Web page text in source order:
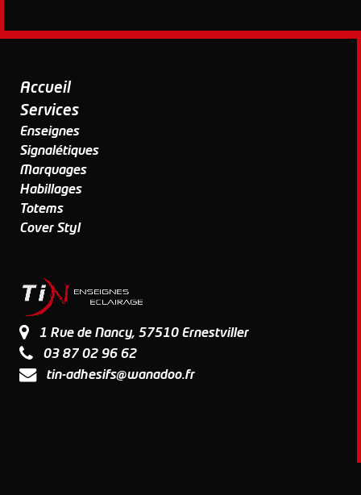
Accueil
Services
Enseignes
Signalétiques
Marquages
Habillages
Totems
Cover Styl
1 Rue de Nancy, 57510 Ernestviller
03 87 02 96 62
tin-adhesifs@wanadoo.fr